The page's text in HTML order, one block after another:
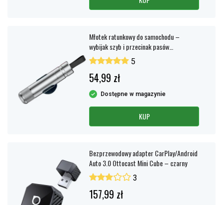
Młotek ratunkowy do samochodu –
wybijak szyb i przecinak pasów
bezpieczeństwa – srebrny
5
54,99 zł
Dostępne w magazynie
KUP
Bezprzewodowy adapter CarPlay/Android
Auto 3.0 Ottocast Mini Cube – czarny
3
157,99 zł